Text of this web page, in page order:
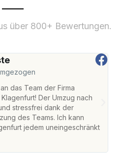
über 800+ Bewertungen.
das Team der Firma
Der Umzug nach
stressfrei dank der
des Teams. Ich kann
jedem uneingeschränkt